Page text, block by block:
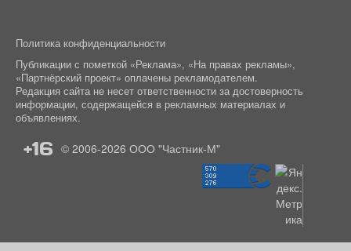
Политика конфиденциальности
Публикации с пометкой «Реклама», «На правах рекламы»,
«Партнёрский проект» оплачены рекламодателем.
Редакция сайта не несет ответственности за достоверность
информации, содержащейся в рекламных материалах и
объявлениях.
+16 © 2006-2026 ООО "Частник-М"